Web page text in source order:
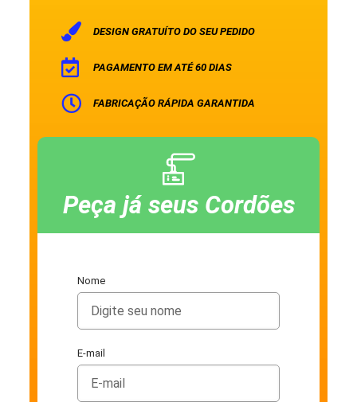
DESIGN GRATUÍTO DO SEU PEDIDO
PAGAMENTO EM ATÉ 60 DIAS
FABRICAÇÃO RÁPIDA GARANTIDA
Peça já seus Cordões
Nome
E-mail